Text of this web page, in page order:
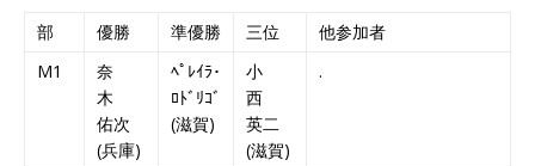
部 優勝 準優勝 三位
他参加者
M1
奈
木
佑次
(兵庫)
ﾍﾟﾚｲﾗ･
ﾛﾄﾞﾘｺﾞ
(滋賀)
小
西
英二
(滋賀)
.